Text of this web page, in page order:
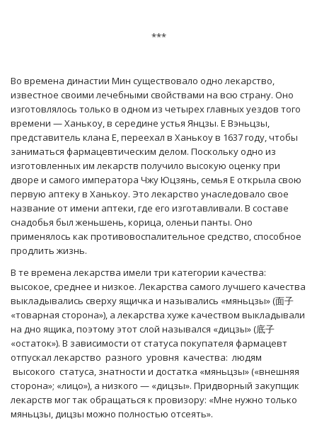
***
Во времена династии Мин существовало одно лекарство,
известное своими лечебными свойствами на всю страну. Оно
изготовлялось только в одном из четырех главных уездов того
времени — Ханькоу, в середине устья Янцзы. Е Вэньцзы,
представитель клана Е, переехал в Ханькоу в 1637 году, чтобы
заниматься фармацевтическим делом. Поскольку одно из
изготовленных им лекарств получило высокую оценку при
дворе и самого императора Чжу Юцзянь, семья Е открыла свою
первую аптеку в Ханькоу. Это лекарство унаследовало свое
название от имени аптеки, где его изготавливали. В составе
снадобья был женьшень, корица, оленьи панты. Оно
применялось как противовоспалительное средство, способное
продлить жизнь.
В те времена лекарства имели три категории качества:
высокое, среднее и низкое. Лекарства самого лучшего качества
выкладывались сверху ящичка и назывались «мяньцзы» (面子
«товарная сторона»), а лекарства хуже качеством выкладывали
на дно ящика, поэтому этот слой назывался «дицзы» (底子
«остаток»). В зависимости от статуса покупателя фармацевт
отпускал лекарство разного уровня качества: людям
высокого статуса, знатности и достатка «мяньцзы» («внешняя
сторона»; «лицо»), а низкого — «дицзы». Придворный закупщик
лекарств мог так обращаться к провизору: «Мне нужно только
мяньцзы, дицзы можно полностью отсеять».